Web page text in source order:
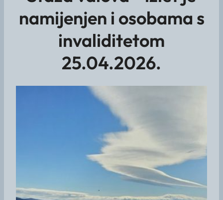
namijenjen i osobama s
invaliditetom
25.04.2026.